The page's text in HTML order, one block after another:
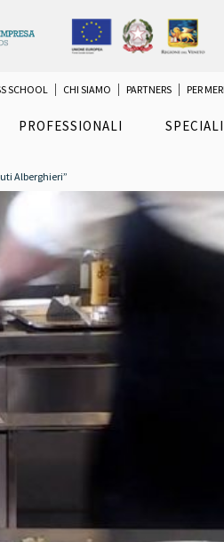
SCHOOL CHI SIAMO PARTNERS PER
PROFESSIONALI
Alberghieri”